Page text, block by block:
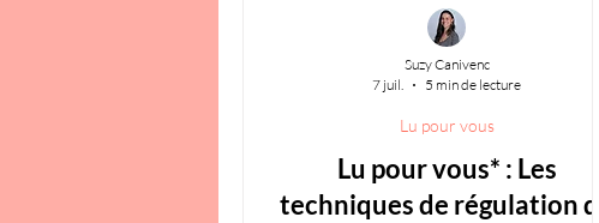
Lu pour vous* : Les
techniques de régulation de
Lu pour vous
Suzy Canivenc
7 juil.
5 min de lecture